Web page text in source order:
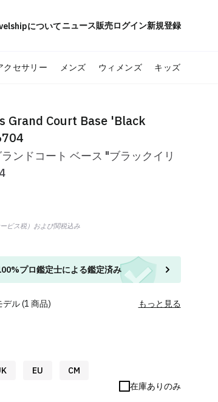
についてニュース販売ログイン新規登録
クセサリー メンズ ウィメンズ キッズ
Grand Court Base 'Black
ンドコート ベース "ブラックイリ
ビス税）および関税込み
プロ鑑定士による鑑定済み
デル(1 商品) もっと見る
EU
CM
在庫ありのみ